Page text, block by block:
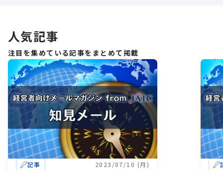
人気記事
注目を集めている記事をまとめて掲載
記事 2023/07/10 (月)